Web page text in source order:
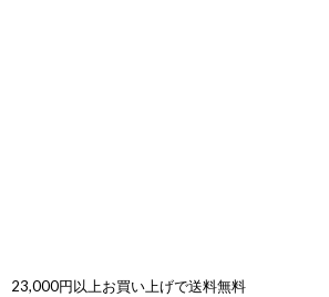
23,000円以上お買い上げで送料無料